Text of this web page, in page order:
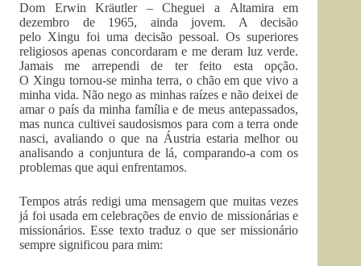
Dom Erwin Kräutler – Cheguei a Altamira em
dezembro de 1965, ainda jovem. A decisão
pelo Xingu foi uma decisão pessoal. Os superiores
religiosos apenas concordaram e me deram luz verde.
Jamais me arrependi de ter feito esta opção.
O Xingu tornou-se minha terra, o chão em que vivo a
minha vida. Não nego as minhas raízes e não deixei de
amar o país da minha família e de meus antepassados,
mas nunca cultivei saudosismos para com a terra onde
nasci, avaliando o que na Áustria estaria melhor ou
analisando a conjuntura de lá, comparando-a com os
problemas que aqui enfrentamos.
Tempos atrás redigi uma mensagem que muitas vezes
já foi usada em celebrações de envio de missionárias e
missionários. Esse texto traduz o que ser missionário
sempre significou para mim: